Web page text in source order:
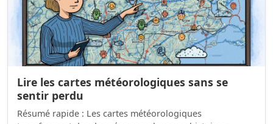
Lire les cartes météorologiques sans se
sentir perdu
Résumé rapide : Les cartes météorologiques